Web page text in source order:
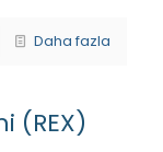
Daha fazla
(REX)